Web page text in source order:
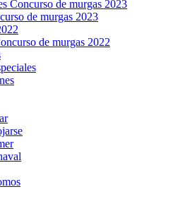
Concurso de murgas 2023
de murgas 2023
de murgas 2022